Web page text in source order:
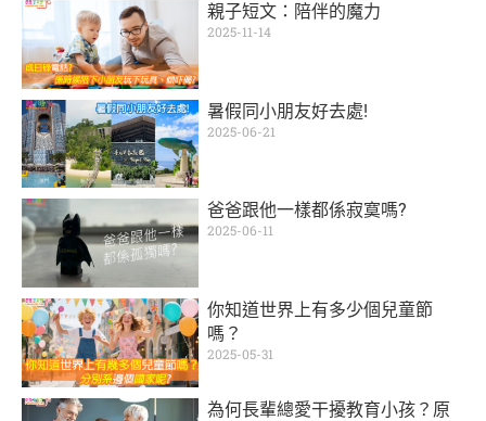
親子短文：陪伴的魔力
2025-11-14
暑假同小朋友好去處!
2025-06-21
爸爸跟他一樣都係寂寞嗎?
2025-06-11
你知道世界上有多少個兒童節
嗎？
2025-05-31
為何長輩總愛干擾教育小孩？原